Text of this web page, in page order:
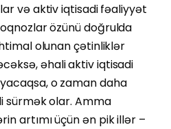
və aktiv iqtisadi fəaliyyət
özünü doğrulda
olunan çətinliklər
əhali aktiv iqtisadi
o zaman daha
sürmək olar. Amma
artımı üçün ən pik illər –